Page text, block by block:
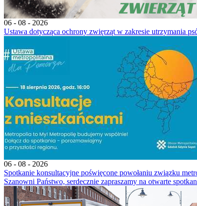
06 - 08 - 2026
Ustawa dotycząca ochrony zwięrząt w zakresie utrzymania
06 - 08 - 2026
Spotkanie konsultacyjne poświęcone powołaniu związku
Szanowni Państwo, serdecznie zapraszamy na otwarte